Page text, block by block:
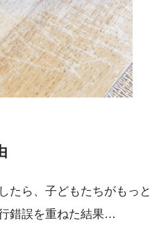
たら、子どもたちがもっと
錯誤を重ねた結果…